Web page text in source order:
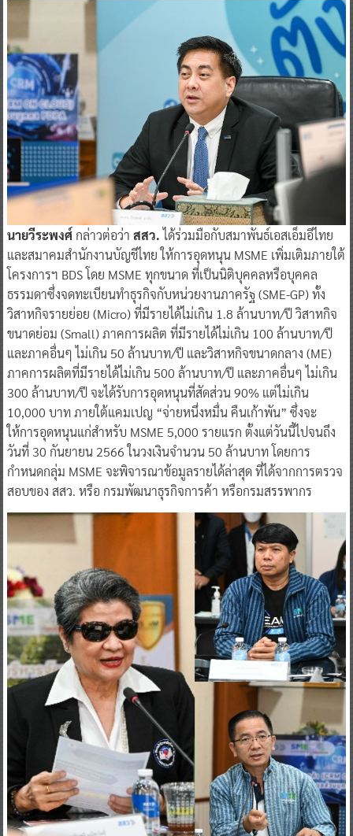
นายวีระพงศ์กล่าวต่อว่า สสว.ได้ร่วมมือกับสมาพันธ์เอสเอ็มอีไทย
และสมาคมสำนักงานบัญชีไทย ให้การอุดหนุน MSME เพิ่มเติมภายใต้
โครงการฯ BDS โดย MSME ทุกขนาด ที่เป็นนิติบุคคลหรือบุคคล
ธรรมดาซึ่งจดทะเบียนทำธุรกิจกับหน่วยงานภาครัฐ (SME-GP) ทั้ง
วิสาหกิจรายย่อย (Micro) ที่มีรายได้ไม่เกิน 1.8 ล้านบาท/ปี วิสาหกิจ
ขนาดย่อม (Small) ภาคการผลิต ที่มีรายได้ไม่เกิน 100 ล้านบาท/ปี
และภาคอื่นๆ ไม่เกิน 50 ล้านบาท/ปี และวิสาหกิจขนาดกลาง (ME)
ภาคการผลิตที่มีรายได้ไม่เกิน 500 ล้านบาท/ปี และภาคอื่นๆ ไม่เกิน
300 ล้านบาท/ปี จะได้รับการอุดหนุนที่สัดส่วน 90% แต่ไม่เกิน
10,000 บาท ภายใต้แคมเปญ “จ่ายหนึ่งหมื่น คืนเก้าพัน” ซึ่งจะ
ให้การอุดหนุนแก่สำหรับ MSME 5,000 รายแรก ตั้งแต่วันนี้ไปจนถึง
วันที่ 30 กันยายน 2566 ในวงเงินจำนวน 50 ล้านบาท โดยการ
กำหนดกลุ่ม MSME จะพิจารณาข้อมูลรายได้ล่าสุด ที่ได้จากการตรวจ
สอบของ สสว. หรือ กรมพัฒนาธุรกิจการค้า หรือกรมสรรพากร